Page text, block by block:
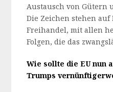
Austausch von Gütern
Die Zeichen stehen
Freihandel, mit allen
Folgen, die das
Wie sollte die EU nun
Trumps